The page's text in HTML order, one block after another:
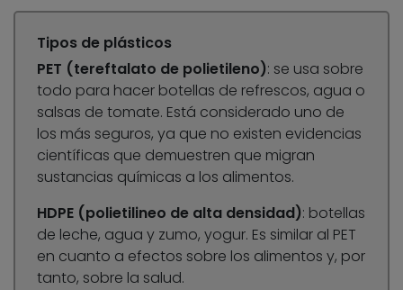
Tipos de plásticos
PET (tereftalato de polietileno): se usa sobre
todo para hacer botellas de refrescos, agua o
salsas de tomate. Está considerado uno de
los más seguros, ya que no existen evidencias
científicas que demuestren que migran
sustancias químicas a los alimentos.
HDPE (polietilineo de alta densidad): botellas
de leche, agua y zumo, yogur. Es similar al PET
en cuanto a efectos sobre los alimentos y, por
tanto, sobre la salud.